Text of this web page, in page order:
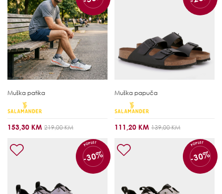
Muška patika
153,30 KM 219,00 KM
Muška papuča
111,20 KM 139,00 KM
POPUST
-30%
POPUST
-30%